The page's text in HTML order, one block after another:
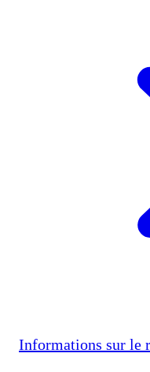
Informations sur le